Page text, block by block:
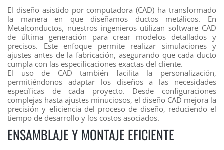
El diseño asistido por computadora (CAD) ha transformado
la manera en que diseñamos ductos metálicos. En
Metalconductos, nuestros ingenieros utilizan software CAD
de última generación para crear modelos detallados y
precisos. Este enfoque permite realizar simulaciones y
ajustes antes de la fabricación, asegurando que cada ducto
cumpla con las especificaciones exactas del cliente.
El uso de CAD también facilita la personalización,
permitiéndonos adaptar los diseños a las necesidades
específicas de cada proyecto. Desde configuraciones
complejas hasta ajustes minuciosos, el diseño CAD mejora la
precisión y eficiencia del proceso de diseño, reduciendo el
tiempo de desarrollo y los costos asociados.
ENSAMBLAJE Y MONTAJE EFICIENTE